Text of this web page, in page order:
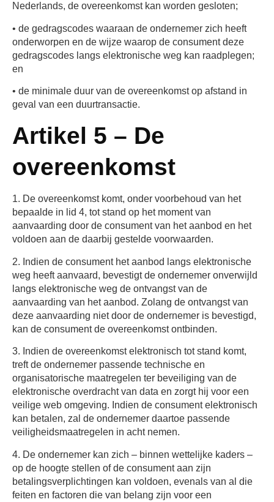
Nederlands, de overeenkomst kan worden gesloten;
• de gedragscodes waaraan de ondernemer zich heeft
onderworpen en de wijze waarop de consument deze
gedragscodes langs elektronische weg kan raadplegen;
en
• de minimale duur van de overeenkomst op afstand in
geval van een duurtransactie.
Artikel 5 – De
overeenkomst
1. De overeenkomst komt, onder voorbehoud van het
bepaalde in lid 4, tot stand op het moment van
aanvaarding door de consument van het aanbod en het
voldoen aan de daarbij gestelde voorwaarden.
2. Indien de consument het aanbod langs elektronische
weg heeft aanvaard, bevestigt de ondernemer onverwijld
langs elektronische weg de ontvangst van de
aanvaarding van het aanbod. Zolang de ontvangst van
deze aanvaarding niet door de ondernemer is bevestigd,
kan de consument de overeenkomst ontbinden.
3. Indien de overeenkomst elektronisch tot stand komt,
treft de ondernemer passende technische en
organisatorische maatregelen ter beveiliging van de
elektronische overdracht van data en zorgt hij voor een
veilige web omgeving. Indien de consument elektronisch
kan betalen, zal de ondernemer daartoe passende
veiligheidsmaatregelen in acht nemen.
4. De ondernemer kan zich – binnen wettelijke kaders –
op de hoogte stellen of de consument aan zijn
betalingsverplichtingen kan voldoen, evenals van al die
feiten en factoren die van belang zijn voor een